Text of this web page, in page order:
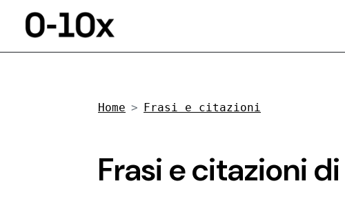
Home Frasi e citazioni
Frasi e citazioni